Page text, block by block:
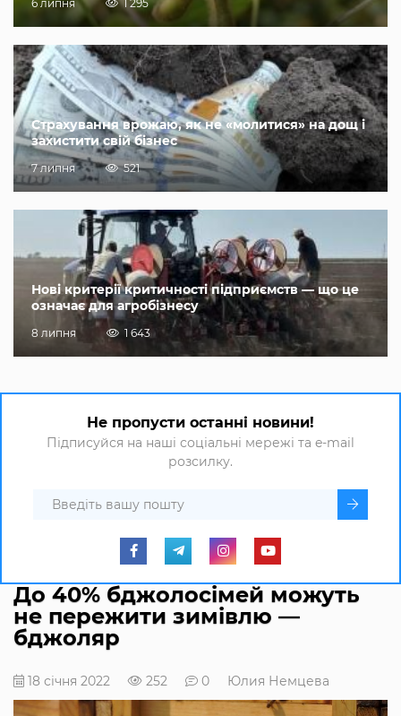
6 липня 1 295
Страхування врожаю, як не «молитися» на дощ і
захистити свій бізнес
7 липня 521
Нові критерії критичності підприємств — що це
означає для агробізнесу
8 липня 1 643
Не пропусти останні новини!
Підписуйся на наші соціальні мережі та e-mail
розсилку.
До 40% бджолосімей можуть
не пережити зимівлю —
бджоляр
18 січня 2022 252 0 Юлия Немцева